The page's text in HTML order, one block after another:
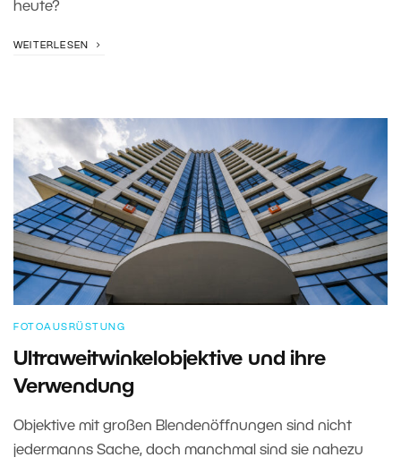
heute?
WEITERLESEN
FOTOAUSRÜSTUNG
Ultraweitwinkelobjektive und ihre
Verwendung
Objektive mit großen Blendenöffnungen sind nicht
jedermanns Sache, doch manchmal sind sie nahezu